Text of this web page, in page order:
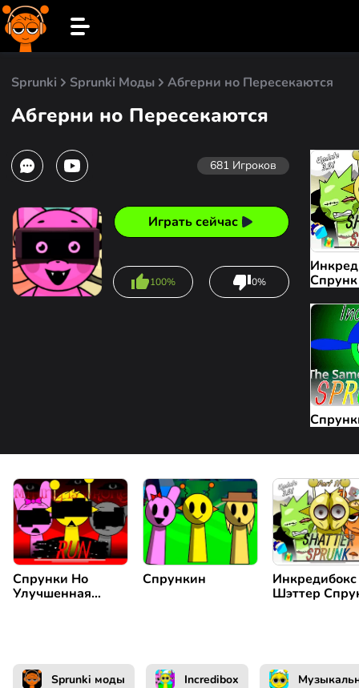
Sprunki Sprunki Моды Абгерни но Пересекаются
Абгерни но Пересекаются
681 Игроков
Играть сейчас
100% 0%
Спрунк
Спрунки Но
Улучшенная
Спрункин
Инкредибокс
Шэттер
Sprunki моды Incredibox